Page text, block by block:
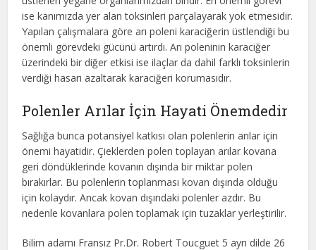
ise kanımızda yer alan toksinleri parçalayarak yok etmesidir.
Yapılan çalışmalara göre arı poleni karaciğerin üstlendiği bu
önemli görevdeki gücünü artırdı. Arı poleninin karaciğer
üzerindeki bir diğer etkisi ise ilaçlar da dahil farklı toksinlerin
verdiği hasarı azaltarak karaciğeri korumasıdır.
Polenler Arılar İçin Hayati Önemdedir
Sağlığa bunca potansiyel katkısı olan polenlerin arılar için
önemi hayatidir. Çieklerden polen toplayan arılar kovana
geri döndüklerinde kovanın dışında bir miktar polen
bırakırlar. Bu polenlerin toplanması kovan dışında olduğu
için kolaydır. Ancak kovan dışındaki polenler azdır. Bu
nedenle kovanlara polen toplamak için tuzaklar yerleştirilir.
Bilim adamı Fransız Pr.Dr. Robert Toucguet 5 ayrı dilde 26